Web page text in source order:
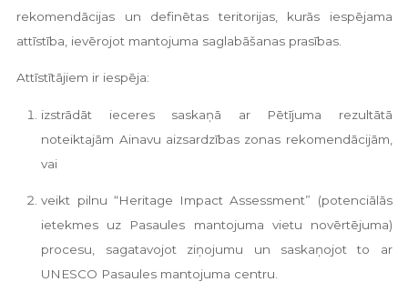
rekomendācijas un definētas teritorijas, kurās iespējama
attīstība, ievērojot mantojuma saglabāšanas prasības.
Attīstītājiem ir iespēja:
izstrādāt ieceres saskaņā ar Pētījuma rezultātā
noteiktajām Ainavu aizsardzības zonas rekomendācijām,
vai
veikt pilnu “Heritage Impact Assessment” (potenciālās
ietekmes uz Pasaules mantojuma vietu novērtējuma)
procesu, sagatavojot ziņojumu un saskaņojot to ar
UNESCO Pasaules mantojuma centru.